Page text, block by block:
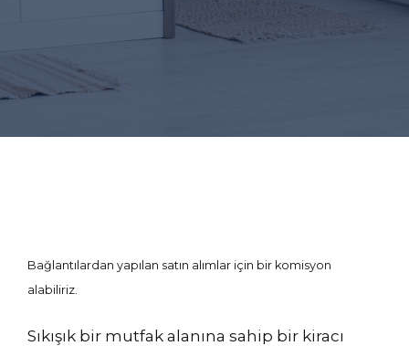
Bağlantılardan yapılan satın alımlar için bir komisyon
alabiliriz.
Sıkışık bir mutfak alanına sahip bir kiracı